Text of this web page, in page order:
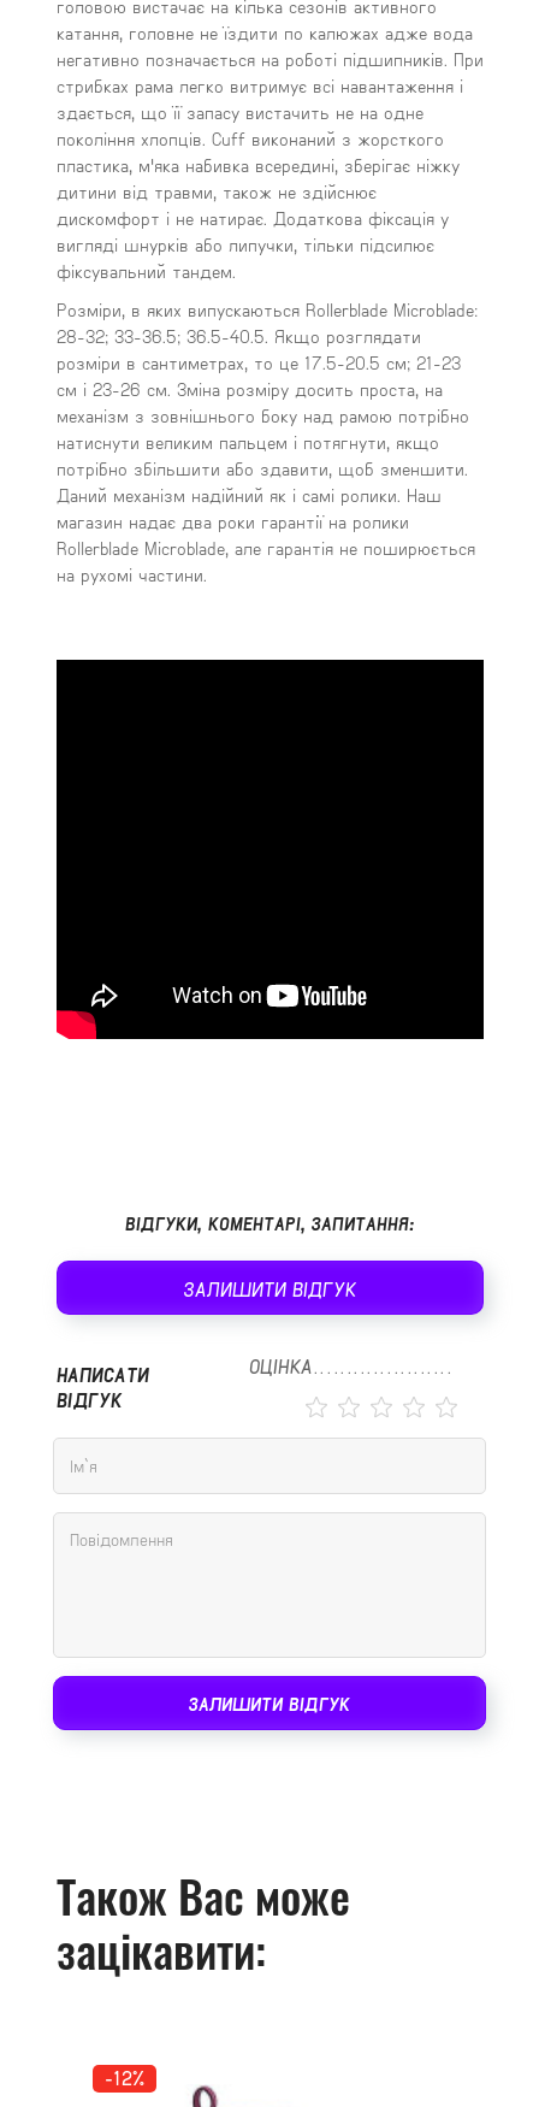
головою вистачає на кілька сезонів активного
катання, головне не їздити по калюжах адже вода
негативно позначається на роботі підшипників. При
стрибках рама легко витримує всі навантаження і
здається, що її запасу вистачить не на одне
покоління хлопців. Cuff виконаний з жорсткого
пластика, м'яка набивка всередині, зберігає ніжку
дитини від травми, також не здійснює
дискомфорт і не натирає. Додаткова фіксація у
вигляді шнурків або липучки, тільки підсилює
фіксувальний тандем.
Розміри, в яких випускаються Rollerblade Microblade:
28-32; 33-36.5; 36.5-40.5. Якщо розглядати
розміри в сантиметрах, то це 17.5-20.5 см; 21-23
см і 23-26 см. Зміна розміру досить проста, на
механізм з зовнішнього боку над рамою потрібно
натиснути великим пальцем і потягнути, якщо
потрібно збільшити або здавити, щоб зменшити.
Даний механізм надійний як і самі ролики. Наш
магазин надає два роки гарантії на ролики
Rollerblade Microblade, але гарантія не поширюється
на рухомі частини.
ВІДГУКИ, КОМЕНТАРІ, ЗАПИТАННЯ:
ЗАЛИШИТИ ВІДГУК
НАПИСАТИ
ВІДГУК
ОЦІНКА
ЗАЛИШИТИ ВІДГУК
Також Вас може
зацікавити:
-12%